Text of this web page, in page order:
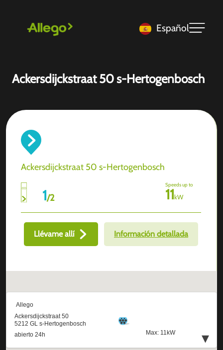
Español
Ackersdijckstraat 50 s-Hertogenbosch
Ackersdijckstraat 50 s-Hertogenbosch
1/2
Speeds up to
11kW
Llévame allí Información detallada